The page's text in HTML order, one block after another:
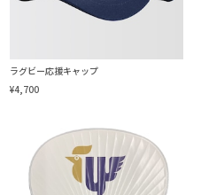
ラグビー応援キャップ
¥4,700